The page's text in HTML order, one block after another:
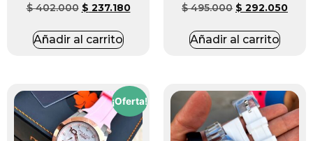
$402.000 $ 237.180
Añadir al carrito
$495.000 $ 292.050
Añadir al carrito
¡Oferta!